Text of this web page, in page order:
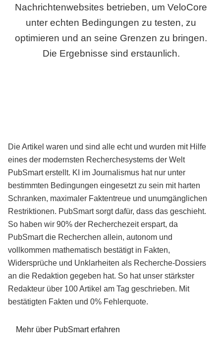
Nachrichtenwebsites betrieben, um VeloCore
unter echten Bedingungen zu testen, zu
optimieren und an seine Grenzen zu bringen.
Die Ergebnisse sind erstaunlich.
Die Artikel waren und sind alle echt und wurden mit Hilfe
eines der modernsten Recherchesystems der Welt
PubSmart erstellt. KI im Journalismus hat nur unter
bestimmten Bedingungen eingesetzt zu sein mit harten
Schranken, maximaler Faktentreue und unumgänglichen
Restriktionen. PubSmart sorgt dafür, dass das geschieht.
So haben wir 90% der Recherchezeit erspart, da
PubSmart die Recherchen allein, autonom und
vollkommen mathematisch bestätigt in Fakten,
Widersprüche und Unklarheiten als Recherche-Dossiers
an die Redaktion gegeben hat. So hat unser stärkster
Redakteur über 100 Artikel am Tag geschrieben. Mit
bestätigten Fakten und 0% Fehlerquote.
Mehr über PubSmart erfahren